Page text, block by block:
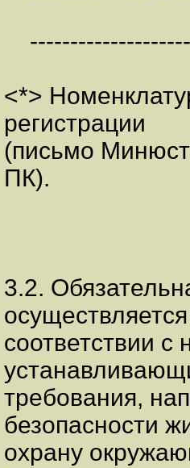
<*>
регистрации
(письмо
ПК).
3.2.
соответствии
требования,
безопасности
охрану